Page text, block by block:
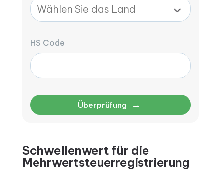
HS Code
Überprüfung →
Schwellenwert für die
Mehrwertsteuerregistrierung